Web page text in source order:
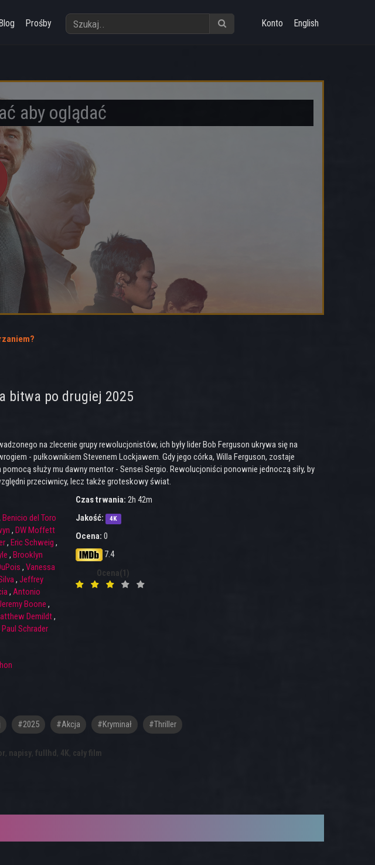
Prośby Konto English
aby oglądać
bitwa po drugiej 2025
na zlecenie grupy rewolucjonistów, ich były lider Bob Ferguson ukrywa się na
- pułkownikiem Stevenem Lockjawem. Gdy jego córka, Willa Ferguson, zostaje
służy mu dawny mentor - Sensei Sergio. Rewolucjoniści ponownie jednoczą siły, by
przeciwnicy, lecz także groteskowy świat.
Benicio del Toro
, DW Moffett
, Eric Schweig ,
, Brooklyn
, Vanessa
, Jeffrey
, Antonio
Boone ,
Demildt,
Paul Schrader
Czas trwania: 2h 42m
Jakość:
4K
Ocena: 0
7.4
Ocena(1)
#2025 #Akcja #Kryminał #Thriller
, napisy, fullhd , 4K, cały film